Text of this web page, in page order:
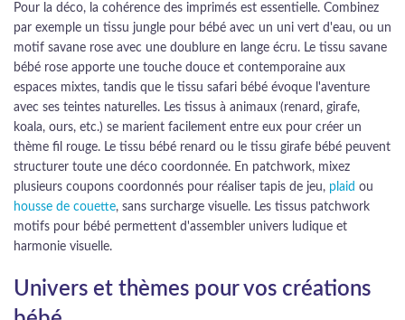
Pour la déco, la cohérence des imprimés est essentielle. Combinez
par exemple un tissu jungle pour bébé avec un uni vert d'eau, ou un
motif savane rose avec une doublure en lange écru. Le tissu savane
bébé rose apporte une touche douce et contemporaine aux
espaces mixtes, tandis que le tissu safari bébé évoque l'aventure
avec ses teintes naturelles. Les tissus à animaux (renard, girafe,
koala, ours, etc.) se marient facilement entre eux pour créer un
thème fil rouge. Le tissu bébé renard ou le tissu girafe bébé peuvent
structurer toute une déco coordonnée. En patchwork, mixez
plusieurs coupons coordonnés pour réaliser tapis de jeu, plaid ou
housse de couette, sans surcharge visuelle. Les tissus patchwork
motifs pour bébé permettent d'assembler univers ludique et
harmonie visuelle.
Univers et thèmes pour vos créations